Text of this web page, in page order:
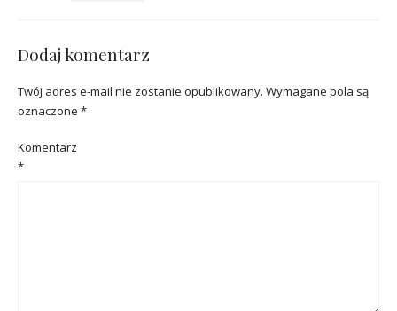
Dodaj komentarz
Twój adres e-mail nie zostanie opublikowany. Wymagane pola są
oznaczone *
Komentarz
*